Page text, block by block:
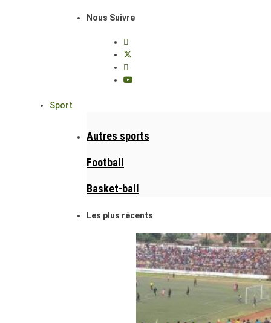
Nous Suivre
Sport
Autres sports
Football
Basket-ball
Les plus récents